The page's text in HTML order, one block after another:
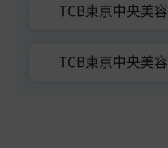
TCB東京中央美容
TCB東京中央美容